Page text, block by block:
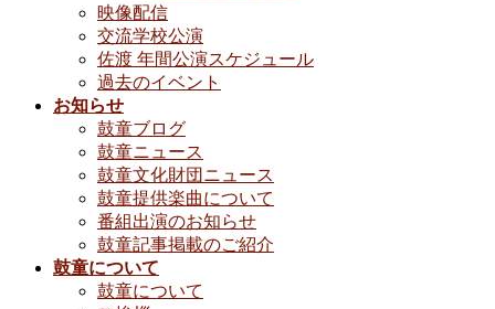
映像配信
交流学校公演
佐渡 年間公演スケジュール
過去のイベント
お知らせ
鼓童ブログ
鼓童ニュース
鼓童文化財団ニュース
鼓童提供楽曲について
番組出演のお知らせ
鼓童記事掲載のご紹介
鼓童について
鼓童について